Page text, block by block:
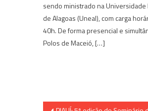
sendo ministrado na Universidade
de Alagoas (Uneal), com carga
40h. De forma presencial e
Polos de Maceió, […]